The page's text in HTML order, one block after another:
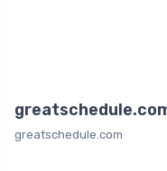
greatschedule.com